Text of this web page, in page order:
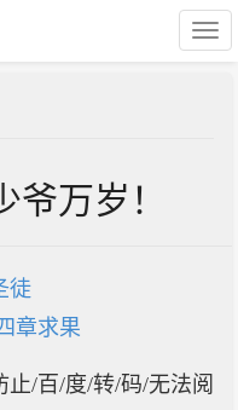
万岁！
徒
章求果
/百/度/转/码/无法阅